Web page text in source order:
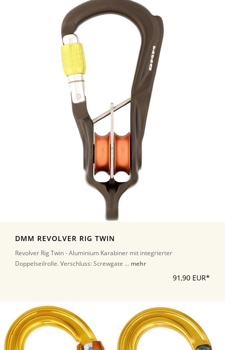
DMM REVOLVER RIG TWIN
Revolver Rig Twin - Aluminium Karabiner mit integrierter
Doppelseilrolle. Verschluss: Screwgate ... mehr
91,90 EUR*